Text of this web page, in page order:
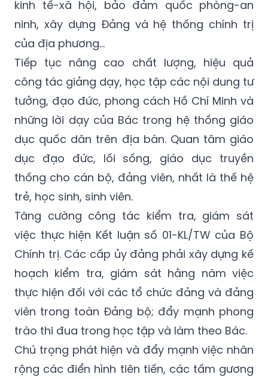
kinh tế-xã hội, bảo đảm quốc phòng-an
ninh, xây dựng Đảng và hệ thống chính trị
của địa phương…
Tiếp tục nâng cao chất lượng, hiệu quả
công tác giảng dạy, học tập các nội dung tư
tưởng, đạo đức, phong cách Hồ Chí Minh và
những lời dạy của Bác trong hệ thống giáo
dục quốc dân trên địa bàn. Quan tâm giáo
dục đạo đức, lối sống, giáo dục truyền
thống cho cán bộ, đảng viên, nhất là thế hệ
trẻ, học sinh, sinh viên.
Tăng cường công tác kiểm tra, giám sát
việc thực hiện Kết luận số 01-KL/TW của Bộ
Chính trị. Các cấp ủy đảng phải xây dựng kế
hoạch kiểm tra, giám sát hằng năm việc
thực hiện đối với các tổ chức đảng và đảng
viên trong toàn Đảng bộ; đẩy mạnh phong
trào thi đua trong học tập và làm theo Bác.
Chú trọng phát hiện và đẩy mạnh việc nhân
rộng các điển hình tiên tiến, các tấm gương